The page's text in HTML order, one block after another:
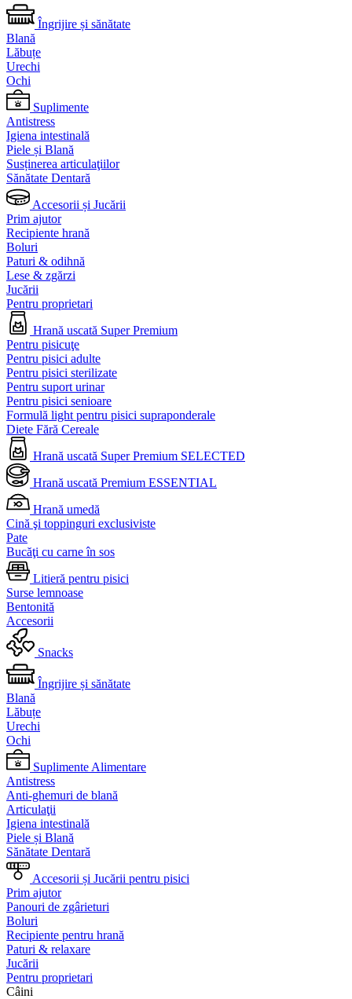
Îngrijire și sănătate
Blană
Lăbuțe
Urechi
Ochi
Suplimente
Antistress
Igiena intestinală
Piele și Blană
Susținerea articulaţiilor
Sănătate Dentară
Accesorii și Jucării
Prim ajutor
Recipiente hrană
Boluri
Paturi & odihnă
Lese & zgărzi
Jucării
Pentru proprietari
Hrană uscată Super Premium
Pentru pisicuţe
Pentru pisici adulte
Pentru pisici sterilizate
Pentru suport urinar
Pentru pisici senioare
Formulă light pentru pisici supraponderale
Diete Fără Cereale
Hrană uscată Super Premium SELECTED
Hrană uscată Premium ESSENTIAL
Hrană umedă
Cină şi toppinguri exclusiviste
Pate
Bucăţi cu carne în sos
Litieră pentru pisici
Surse lemnoase
Bentonită
Accesorii
Snacks
Îngrijire și sănătate
Blană
Lăbuțe
Urechi
Ochi
Suplimente Alimentare
Antistress
Anti-ghemuri de blană
Articulaţii
Igiena intestinală
Piele și Blană
Sănătate Dentară
Accesorii și Jucării pentru pisici
Prim ajutor
Panouri de zgârieturi
Boluri
Recipiente pentru hrană
Paturi & relaxare
Jucării
Pentru proprietari
Câini